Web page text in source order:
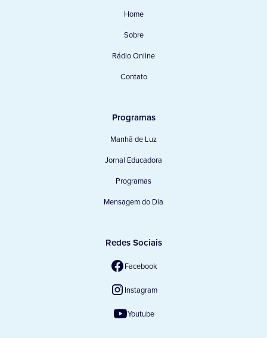
Home
Sobre
Rádio Online
Contato
Programas
Manhã de Luz
Jornal Educadora
Programas
Mensagem do Dia
Redes Sociais
Facebook
Instagram
Youtube